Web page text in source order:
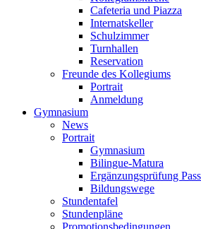
Cafeteria und Piazza
Internatskeller
Schulzimmer
Turnhallen
Reservation
Freunde des Kollegiums
Portrait
Anmeldung
Gymnasium
News
Portrait
Gymnasium
Bilingue-Matura
Ergänzungsprüfung
Bildungswege
Stundentafel
Stundenpläne